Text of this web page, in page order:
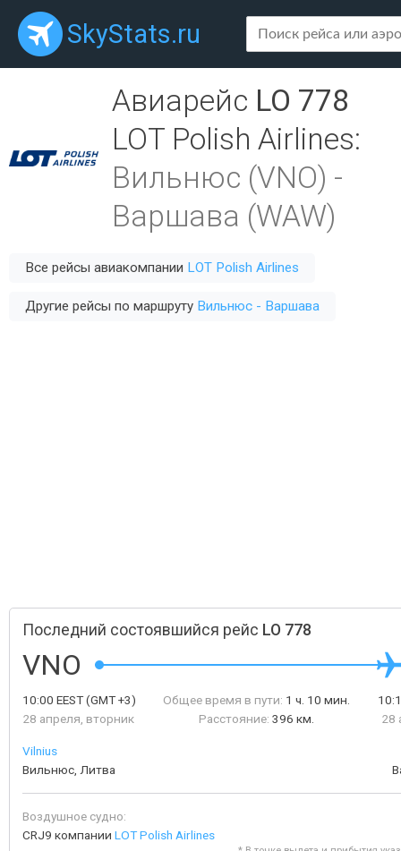
SkyStats.ru
Авиарейс LO 778
LOT Polish Airlines:
Вильнюс (VNO) -
Варшава (WAW)
Все рейсы авиакомпании LOT Polish Airlines
Другие рейсы по маршруту Вильнюс - Варшава
Последний состоявшийся рейс LO 778
VNO
10:00 EEST(GMT +3)
28 апреля, вторник
Общее время в пути: 1 ч. 10 мин.
Расстояние: 396 км.
28
Vilnius
Вильнюс, Литва
Воздушное судно:
CRJ9 компании LOT Polish Airlines